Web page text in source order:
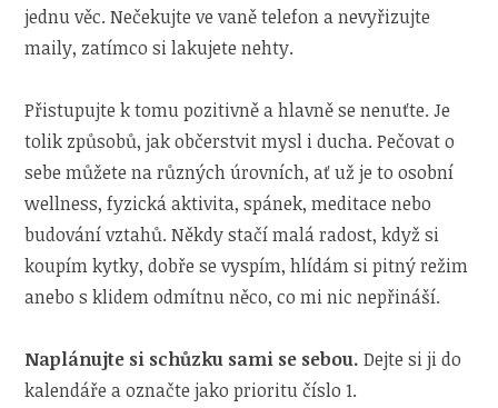
jednu věc. Nečekujte ve vaně telefon a nevyřizujte
maily, zatímco si lakujete nehty.
Přistupujte k tomu pozitivně a hlavně se nenuťte. Je
tolik způsobů, jak občerstvit mysl i ducha. Pečovat o
sebe můžete na různých úrovních, ať už je to osobní
wellness, fyzická aktivita, spánek, meditace nebo
budování vztahů. Někdy stačí malá radost, když si
koupím kytky, dobře se vyspím, hlídám si pitný režim
anebo s klidem odmítnu něco, co mi nic nepřináší.
Naplánujte si schůzku sami se sebou. Dejte si ji do
kalendáře a označte jako prioritu číslo 1.